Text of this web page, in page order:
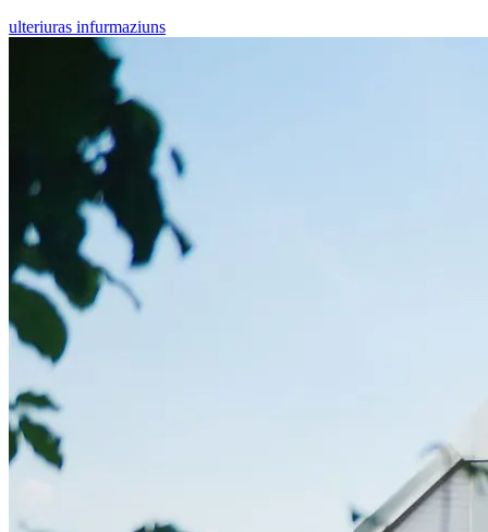
ulteriuras infurmaziuns